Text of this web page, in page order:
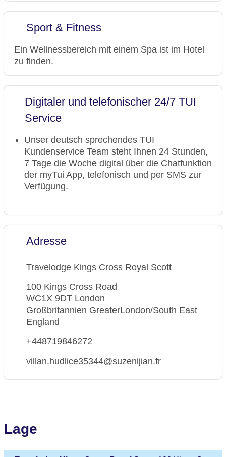
Sport & Fitness
Ein Wellnessbereich mit einem Spa ist im Hotel
zu finden.
Digitaler und telefonischer 24/7 TUI
Service
Unser deutsch sprechendes TUI
Kundenservice Team steht Ihnen 24 Stunden,
7 Tage die Woche digital über die Chatfunktion
der myTui App, telefonisch und per SMS zur
Verfügung.
Adresse
Travelodge Kings Cross Royal Scott
100 Kings Cross Road
WC1X 9DT London
Großbritannien GreaterLondon/South East
England
+448719846272
villan.hudlice35344@suzenijian.fr
Lage